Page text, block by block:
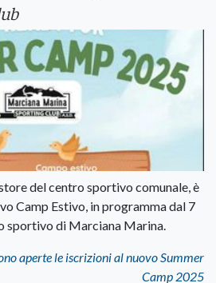
del centro sportivo comunale, è
Camp Estivo, in programma dal 7
sportivo di Marciana Marina.
aperte le iscrizioni al nuovo Summer
Camp 2025